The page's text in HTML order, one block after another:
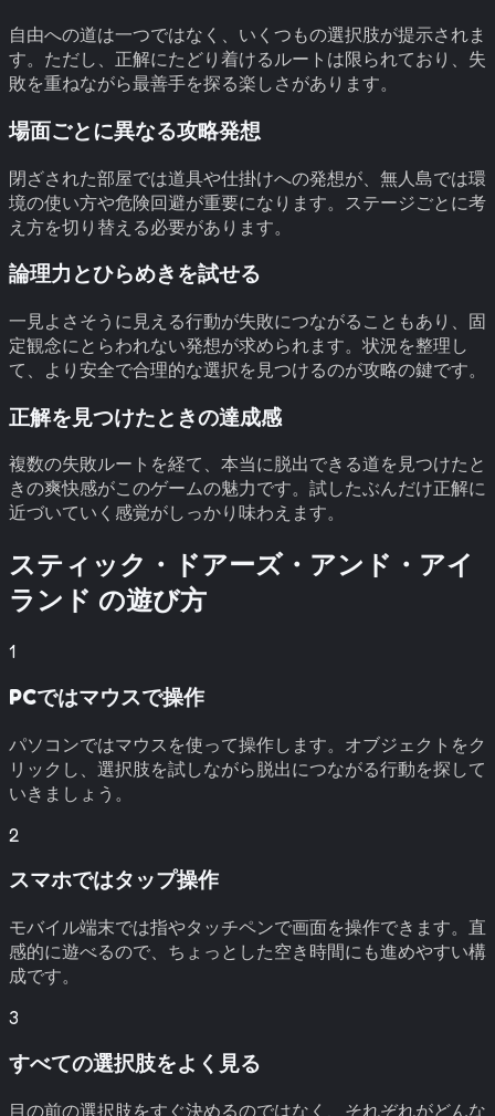
自由への道は一つではなく、いくつもの選択肢が提示されま
す。ただし、正解にたどり着けるルートは限られており、失
敗を重ねながら最善手を探る楽しさがあります。
場面ごとに異なる攻略発想
閉ざされた部屋では道具や仕掛けへの発想が、無人島では環
境の使い方や危険回避が重要になります。ステージごとに考
え方を切り替える必要があります。
論理力とひらめきを試せる
一見よさそうに見える行動が失敗につながることもあり、固
定観念にとらわれない発想が求められます。状況を整理し
て、より安全で合理的な選択を見つけるのが攻略の鍵です。
正解を見つけたときの達成感
複数の失敗ルートを経て、本当に脱出できる道を見つけたと
きの爽快感がこのゲームの魅力です。試したぶんだけ正解に
近づいていく感覚がしっかり味わえます。
スティック・ドアーズ・アンド・アイ
ランド の遊び方
1
PCではマウスで操作
パソコンではマウスを使って操作します。オブジェクトをク
リックし、選択肢を試しながら脱出につながる行動を探して
いきましょう。
2
スマホではタップ操作
モバイル端末では指やタッチペンで画面を操作できます。直
感的に遊べるので、ちょっとした空き時間にも進めやすい構
成です。
3
すべての選択肢をよく見る
目の前の選択肢をすぐ決めるのではなく、それぞれがどんな